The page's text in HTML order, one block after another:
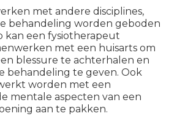
met andere disciplines,
behandeling worden geboden
kan een fysiotherapeut
met een huisarts om
blessure te achterhalen en
behandeling te geven. Ook
worden met een
mentale aspecten van een
aan te pakken.